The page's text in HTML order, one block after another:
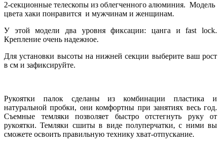
2-секционные телескопы из облегченного алюминия. Модель
цвета хаки понравится и мужчинам и женщинам.
У этой модели два уровня фиксации: цанга и fast lock.
Крепление очень надежное.
Для установки высоты на нижней секции выберите ваш рост
в см и зафиксируйте.
Рукоятки палок сделаны из комбинации пластика и
натуральной пробки, они комфортны при занятиях весь год.
Съемные темляки позволяет быстро отстегнуть руку от
рукоятки. Темляки сшиты в виде полуперчатки, с ними вы
сможете освоить правильную технику хват-отпускание.